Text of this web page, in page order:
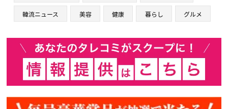
韓流ニュース 美容 健康 暮らし グルメ